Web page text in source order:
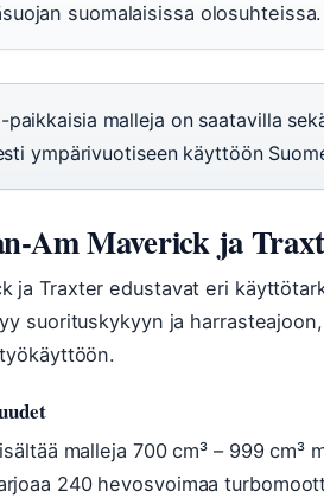
suomalaisissa olosuhteissa.
paikkaisia malleja on saatavilla
ympärivuotiseen käyttöön
Am Maverick ja
ja Traxter edustavat eri
suorituskykyyn ja
malleja 700 cm³ – 999 cm³
240 hevosvoimaa